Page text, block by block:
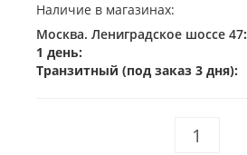
Наличие в магазинах:
Москва. Лениградское шоссе 47:
1 день:
Транзитный (под заказ 3 дня):